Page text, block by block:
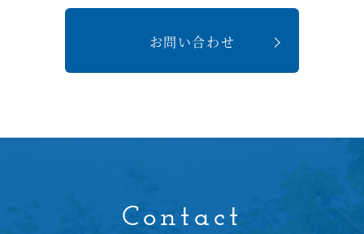
お問い合わせ
Contact